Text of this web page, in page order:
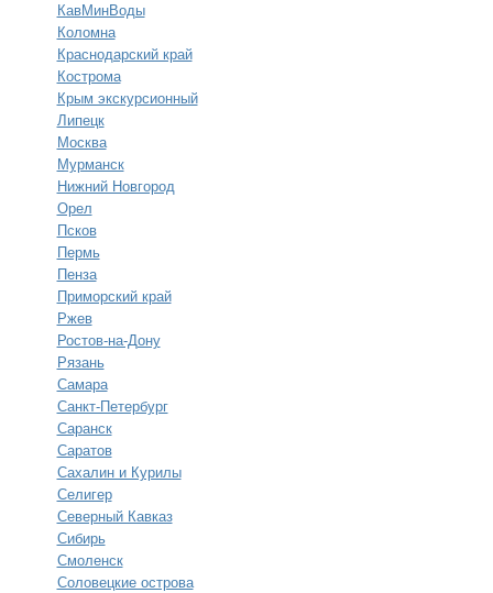
КавМинВоды
Коломна
Краснодарский край
Кострома
Крым экскурсионный
Липецк
Москва
Мурманск
Нижний Новгород
Орел
Псков
Пермь
Пенза
Приморский край
Ржев
Ростов-на-Дону
Рязань
Самара
Санкт-Петербург
Саранск
Саратов
Сахалин и Курилы
Селигер
Северный Кавказ
Сибирь
Смоленск
Соловецкие острова